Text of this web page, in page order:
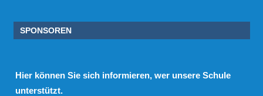
SPONSOREN
Hier können Sie sich informieren, wer unsere Schule
unterstützt.